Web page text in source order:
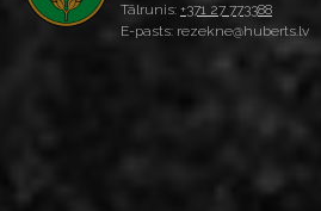
Tālrunis: +371 27 773388
E-pasts: rezekne@huberts.lv